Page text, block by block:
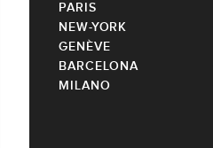
PARIS
NEW-YORK
GENÈVE
BARCELONA
MILANO